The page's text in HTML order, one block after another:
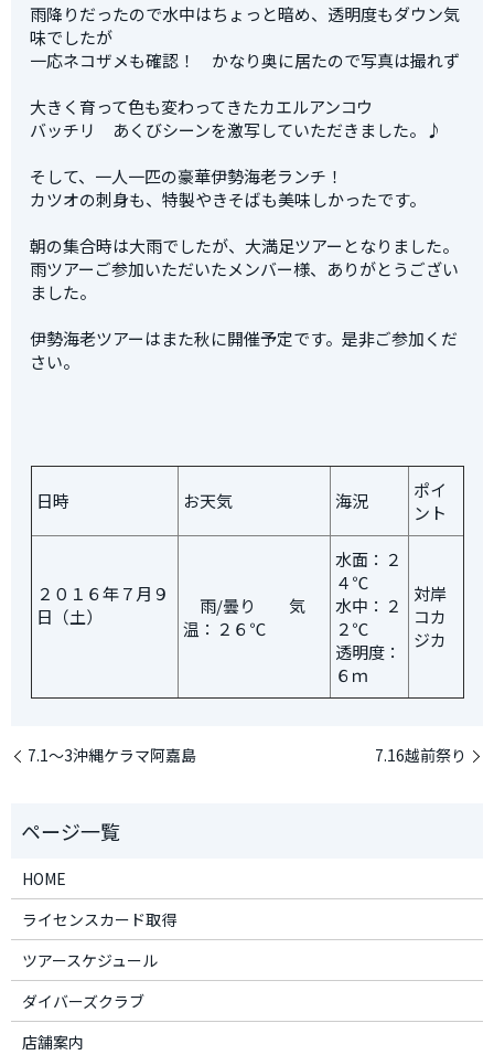
雨降りだったので水中はちょっと暗め、透明度もダウン気
味でしたが
一応ネコザメも確認！ かなり奥に居たので写真は撮れず
大きく育って色も変わってきたカエルアンコウ
バッチリ あくびシーンを激写していただきました。♪
そして、一人一匹の豪華伊勢海老ランチ！
カツオの刺身も、特製やきそばも美味しかったです。
朝の集合時は大雨でしたが、大満足ツアーとなりました。
雨ツアーご参加いただいたメンバー様、ありがとうござい
ました。
伊勢海老ツアーはまた秋に開催予定です。是非ご参加くだ
さい。
日時 お天気 海況
ポイ
ント
２０１６年７月９
日（土）
雨/曇り 気
温：２６℃
水面：２
４℃
水中：２
２℃
透明度：
６ｍ
対岸
コカ
ジカ
7.1～3沖縄ケラマ阿嘉島 7.16越前祭り
HOME
ライセンスカード取得
ツアースケジュール
ダイバーズクラブ
店舗案内